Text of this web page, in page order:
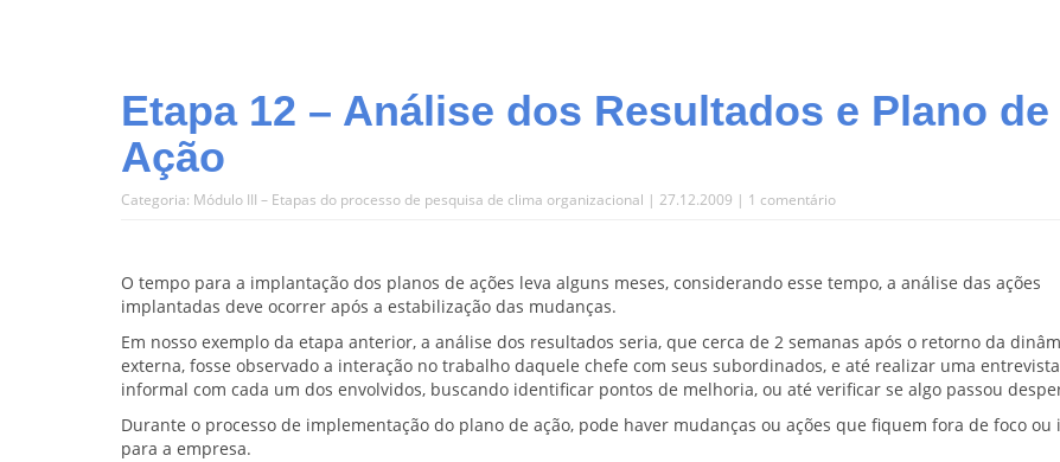
Etapa 12 – Análise dos Resultados e Plano de
Ação
Categoria: Módulo III – Etapas do processo de pesquisa de clima organizacional | 27.12.2009 | 1 comentário
O tempo para a implantação dos planos de ações leva alguns meses, considerando esse tempo, a análise das ações
implantadas deve ocorrer após a estabilização das mudanças.
Em nosso exemplo da etapa anterior, a análise dos resultados seria, que cerca de 2 semanas após o retorno da
externa, fosse observado a interação no trabalho daquele chefe com seus subordinados, e até realizar uma entrevista
informal com cada um dos envolvidos, buscando identificar pontos de melhoria, ou até verificar se algo passou
Durante o processo de implementação do plano de ação, pode haver mudanças ou ações que fiquem fora de foco ou
para a empresa.